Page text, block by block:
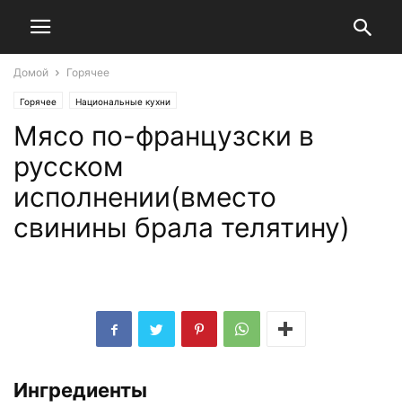
Домой Горячее
Горячее Национальные кухни
Мясо по-французски в
русском
исполнении(вместо
свинины брала телятину)
Ингредиенты